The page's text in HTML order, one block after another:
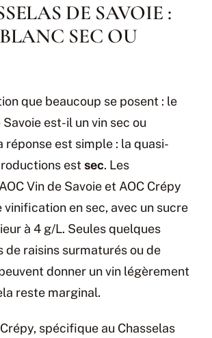
DE SAVOIE :
SEC OU
que beaucoup se posent : le
est-il un vin sec ou
réponse est simple : la quasi-
estsec. Les
Vin de Savoie et AOC Crépy
vinification en sec, avec un sucre
à 4 g/L. Seules quelques
de raisins surmaturés ou de
donner un vin légèrement
reste marginal.
spécifique au Chasselas